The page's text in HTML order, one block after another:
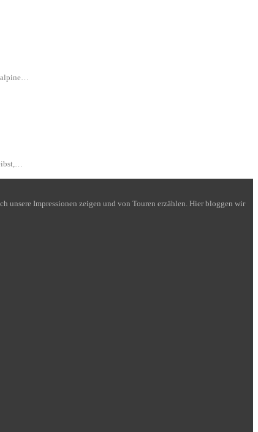
alpine…
unsere Impressionen zeigen und von Touren erzählen. Hier bloggen wir